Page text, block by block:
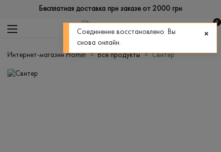
Бесплатная доставка при заказе от 2000 грн
0
Интернет-магазин Promin Все продукты Свитер
Соединение восстановлено. Вы
снова онлайн.